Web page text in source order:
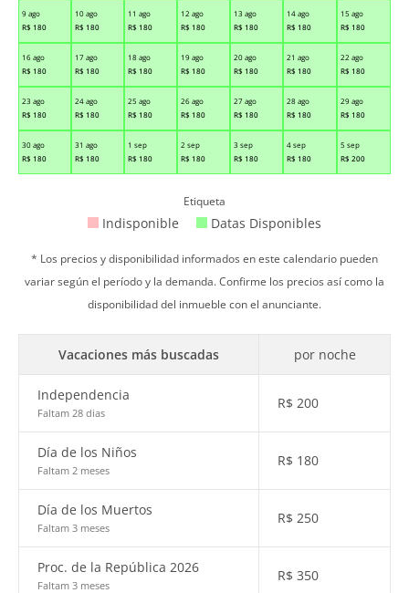
9 ago
R$ 180
10 ago
R$ 180
11 ago
R$ 180
12 ago
R$ 180
13 ago
R$ 180
14 ago
R$ 180
15 ago
R$ 180
16 ago
R$ 180
17 ago
R$ 180
18 ago
R$ 180
19 ago
R$ 180
20 ago
R$ 180
21 ago
R$ 180
22 ago
R$ 180
23 ago
R$ 180
24 ago
R$ 180
25 ago
R$ 180
26 ago
R$ 180
27 ago
R$ 180
28 ago
R$ 180
29 ago
R$ 180
30 ago
R$ 180
31 ago
R$ 180
1 sep
R$ 180
2 sep
R$ 180
3 sep
R$ 180
4 sep
R$ 180
5 sep
R$ 200
Etiqueta
Indisponible Datas Disponibles
* Los precios y disponibilidad informados en este calendario pueden
variar según el período y la demanda. Confirme los precios así como la
disponibilidad del inmueble con el anunciante.
Vacaciones más buscadas por noche
Independencia
Faltam 28 dias
R$ 200
Día de los Niños
Faltam 2 meses
R$ 180
Día de los Muertos
Faltam 3 meses
R$ 250
Proc. de la República 2026
Faltam 3 meses
R$ 350